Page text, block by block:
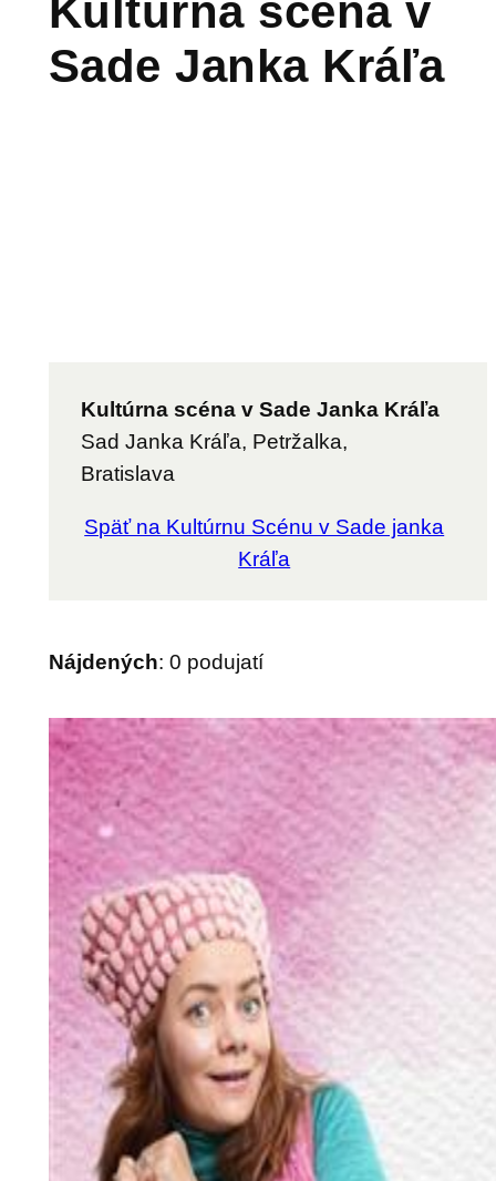
Kultúrna scéna v
Sade Janka Kráľa
Kultúrna scéna v Sade Janka Kráľa
Sad Janka Kráľa, Petržalka,
Bratislava
Späť na Kultúrnu Scénu v Sade janka
Kráľa
Nájdených: 0 podujatí